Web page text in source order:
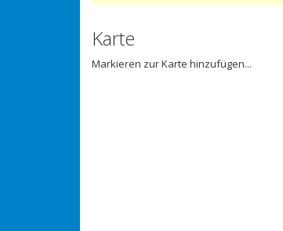
Karte
Markieren zur Karte hinzufügen...